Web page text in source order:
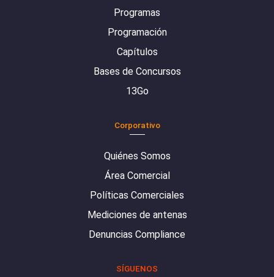
Programas
Programación
Capítulos
Bases de Concursos
13Go
Corporativo
Quiénes Somos
Área Comercial
Políticas Comerciales
Mediciones de antenas
Denuncias Compliance
SÍGUENOS